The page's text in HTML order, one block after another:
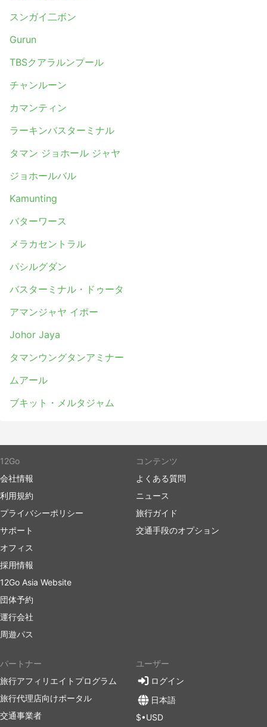
スンガイ二ボン
Gurun
TBSクアラルンプール
チャンルーン
カマンティン
ラーキンバスターミナル
タマン ジョホール ジャヤ
ジョホールバル
Kamunting
バターワース
メラカセントラル
パシルグダン
バスターミナル・ドゥータ
アマンジャヤ イポー
Johor Jaya
タマンウングタンアミナー
ムアール
ブキット・メルタジャム
12Go
会社情報
利用規約
プライバシーポリシー
サポート
オフィス
採用情報
12Go Asia Website
団体予約
運行会社
周遊パス
コンテンツ
よくある質問
ニュース
旅行ガイド
交通手段のオプション
パートナー
旅行アフィリエイトプログラム
旅行代理店向けポータル
交通事業者
ユーザー
ログイン
日本語
$•USD